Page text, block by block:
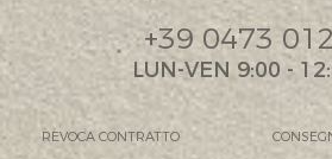
+39 0473
LUN-VEN 9:00 -
REVOCA CONTRATTO